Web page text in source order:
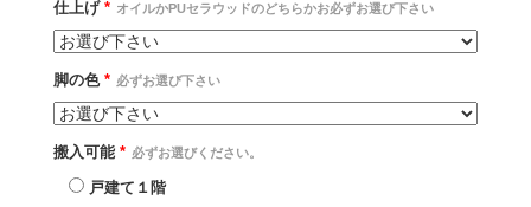
仕上げ* オイルかPUセラウッドのどちらかお必ずお選び下さい
脚の色* 必ずお選び下さい
搬入可能 * 必ずお選びください。
戸建て１階